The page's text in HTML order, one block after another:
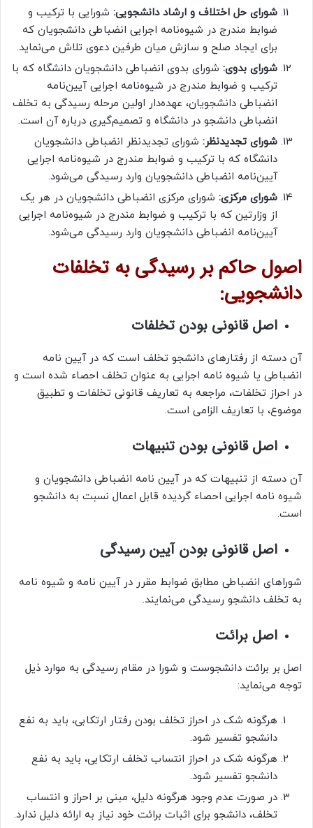
شورای حل اختلاف و ارشاد دانشجویی: شورایی با ترکیب و
ضوابط مندرج در شیوه‌نامه اجرایی انضباطی دانشجویان که
برای ایجاد صلح و سازش میان طرفین دعوی تلاش می‌نماید.
شورای بدوی: شورای بدوی انضباطی دانشجویان دانشگاه که با
ترکیب و ضوابط مندرج در شیوه‌نامه اجرایی آیین‌نامه
انضباطی دانشجویان، عهده‌دار اولین مرحله رسیدگی به تخلف
انضباطی دانشجو در دانشگاه و تصمیم‌گیری درباره آن است.
شورای تجدیدنظر: شورای تجدیدنظر انضباطی دانشجویان
دانشگاه که با ترکیب و ضوابط مندرج در شیوه‌نامه اجرایی
آیین‌نامه انضباطی دانشجویان وارد رسیدگی می‌شود.
شورای مرکزی: شورای مرکزی انضباطی دانشجویان در هر یک
از وزارتین که با ترکیب و ضوابط مندرج در شیوه‌نامه اجرایی
آیین‌نامه انضباطی دانشجویان وارد رسیدگی می‌شود.
اصول حاکم بر رسیدگی به تخلفات
دانشجویی:
اصل قانونی بودن تخلفات
آن دسته از رفتارهای دانشجو تخلف است که در آیین نامه
انضباطی یا شیوه نامه اجرایی به عنوان تخلف احصاء شده است و
در احراز تخلفات، مراجعه به تعاریف قانونی تخلفات و تطبیق
موضوع، با تعاریف الزامی است.
اصل قانونی بودن تنبیهات
آن دسته از تنبیهات که در آیین نامه انضباطی دانشجویان و
شیوه نامه اجرایی احصاء گردیده قابل اعمال نسبت به دانشجو
است.
اصل قانونی بودن آیین رسیدگی
شوراهای انضباطی مطابق ضوابط مقرر در آیین نامه و شیوه نامه
به تخلف دانشجو رسیدگی می‌نمایند.
اصل برائت
اصل بر برائت دانشجوست و شورا در مقام رسیدگی به موارد ذیل
توجه می‌نماید:
هرگونه شک در احراز تخلف بودن رفتار ارتکابی، باید به نفع
دانشجو تفسیر شود.
هرگونه شک در احراز انتساب تخلف ارتکابی، باید به نفع
دانشجو تفسیر شود.
در صورت عدم وجود هرگونه دلیل، مبنی بر احراز و انتساب
تخلف، دانشجو برای اثبات برائت خود نیاز به ارائه دلیل ندارد.